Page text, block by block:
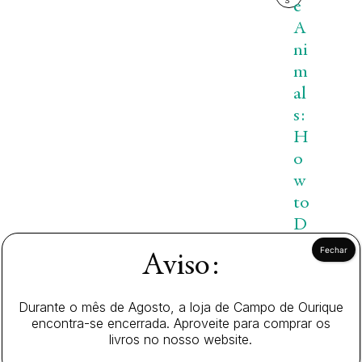
e
A
ni
m
al
s:
H
o
w
to
D
o
o
Aviso:
Durante o mês de Agosto, a loja de Campo de Ourique
encontra-se encerrada. Aproveite para comprar os
livros no nosso website.